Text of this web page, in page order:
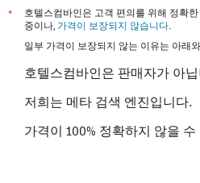
*
호텔스컴바인은 고객 편의를 위해 정확
중이나, 가격이 보장되지 않습니다.
일부 가격이 보장되지 않는 이유는 아래
호텔스컴바인은 판매자가 아
저희는 메타 검색 엔진입니다.
가격이 100% 정확하지 않을